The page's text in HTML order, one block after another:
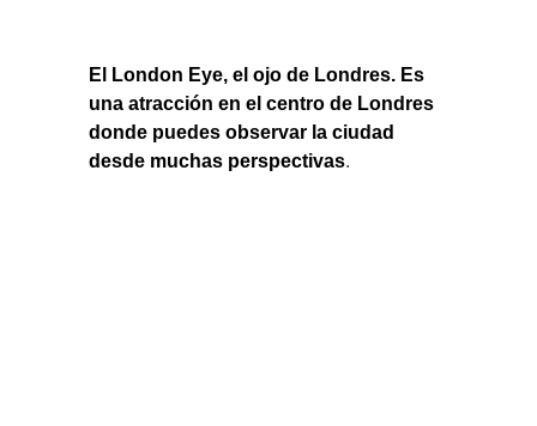
El London Eye, el ojo de Londres. Es
una atracción en el centro de Londres
donde puedes observar la ciudad
desde muchas perspectivas.